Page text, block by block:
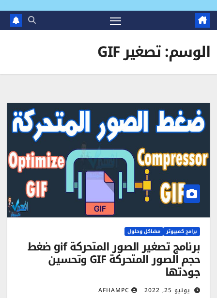
الوسم:تصغير GIF
برامج كمبيوتر مشاكل وحلول
برنامج تصغير الصور المتحركة gif ضغط
حجم الصور المتحركة GIF وتحسين
جودتها
يونيو 25, 2022 AFHAMPC